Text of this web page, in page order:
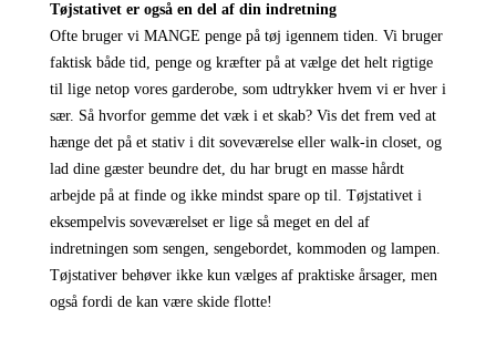
Tøjstativeter også en del af din indretning
Ofte bruger vi MANGE penge på tøj igennem tiden. Vi bruger
faktisk både tid, penge og kræfter på at vælge det helt rigtige
til lige netop vores garderobe, som udtrykker hvem vi er hver i
sær. Så hvorfor gemme det væk i et skab? Vis det frem ved at
hænge det på et stativ i dit soveværelse eller walk-in closet, og
lad dine gæster beundre det, du har brugt en masse hårdt
arbejde på at finde og ikke mindst spare op til. Tøjstativet i
eksempelvis soveværelset er lige så meget en del af
indretningen som sengen, sengebordet, kommoden og lampen.
Tøjstativer behøver ikke kun vælges af praktiske årsager, men
også fordi de kan være skide flotte!